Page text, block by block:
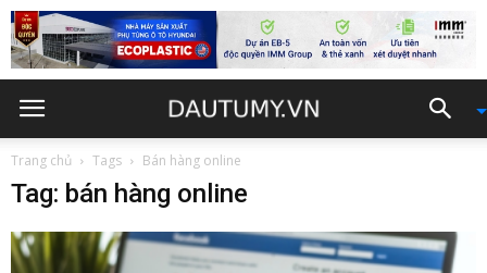
Trang chủ Tags Bán hàng online
Tag: bán hàng online